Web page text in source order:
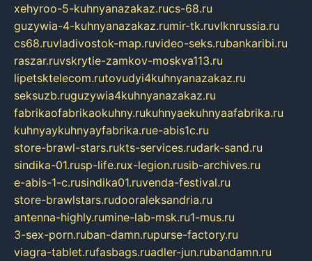
xehyroo-5-kuhnyanazakaz.rucs-68.ru
guzywia-4-kuhnyanazakaz.rumir-tk.ruvlknrussia.ru
cs68.ruvladivostok-map.ruvideo-seks.rubankaribi.ru
raszar.ruvskrytie-zamkov-moskva113.ru
lipetsktelecom.rutovudyi4kuhnyanazakaz.ru
seksuzb.ruguzywia4kuhnyanazakaz.ru
fabrikaofabrikaokuhny.rukuhnyaekuhnyaafabrika.ru
kuhnyaykuhnyayfabrika.rue-abis1c.ru
store-brawl-stars.rukts-services.rudark-sand.ru
sindika-01.rusp-life.rux-legion.rusib-archives.ru
e-abis-1-c.rusindika01.ruvenda-festival.ru
store-brawlstars.rudooraleksandria.ru
antenna-highly.rumine-lab-msk.ru1-mus.ru
3-sex-porn.ruban-damn.rupurse-factory.ru
viagra-tablet.rufasbags.ruadler-jun.rubandamn.ru